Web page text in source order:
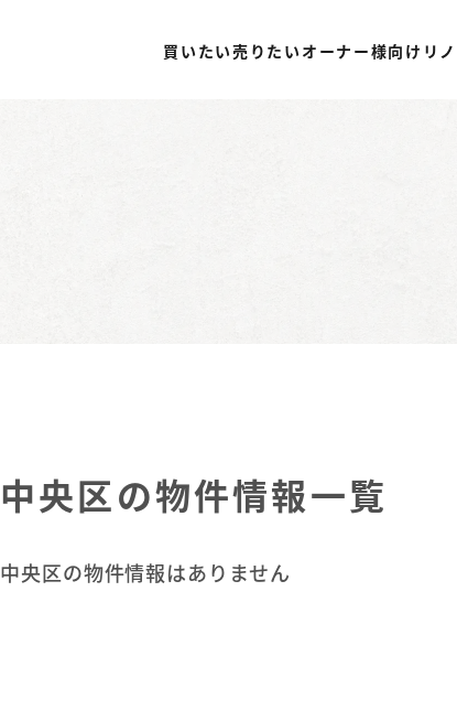
買いたい売りたい オーナー様向け リ
中央区の物件情報一覧
中央区の物件情報はありません